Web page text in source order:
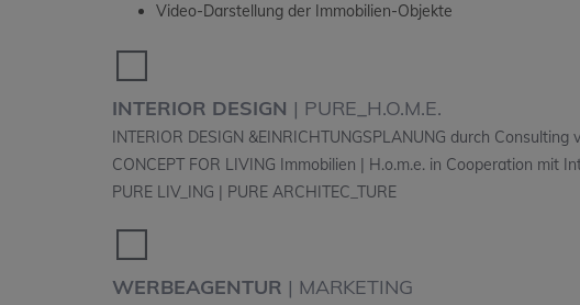
Video-Darstellung der Immobilien-Objekte
⬜️
INTERIOR DESIGN | PURE H.O.M.E.
INTERIOR DESIGN &EINRICHTUNGSPLANUNG durch Consulting
CONCEPT FOR LIVING Immobilien | H.o.m.e. in Cooperation mit
PURE LIV_ING | PURE ARCHITEC_TURE
⬜️
WERBEAGENTUR | MARKETING